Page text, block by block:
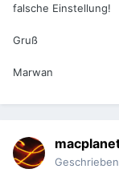
falsche Einstellung!
Gruß
Marwan
Geschrieben